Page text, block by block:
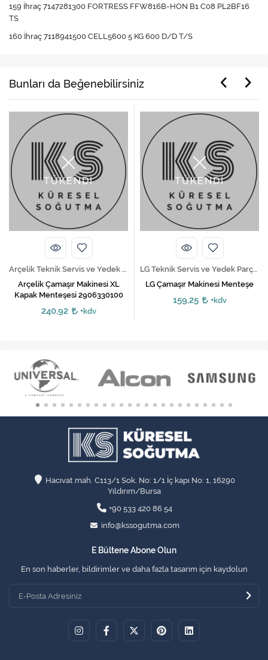
159 İhraç 7147281300 FORTRESS FFW816B-HON B1 C08 PL2BF16
TS
160 İhraç 7118941500 CELL5600 5 KG 600 D/D T/S
Bunları da Beğenebilirsiniz
TÜKENDİ
Arçelik Teknik Servis ve Yedek Parça Hizmetleri
Arçelik Çamaşır Makinesi XL
Kapak Menteşesi 2906330100
240,92 +kdv
TÜKENDİ
LG Teknik Servis ve Yedek Parça Hizmetleri
LG Çamaşır Makinesi Menteşe
159,25 +kdv
Hacıvat mah. C113/1 Sok. No: 1/1 İç kapı No: 1, 16290
Yıldırım/Bursa
+90 533 420 86 54
info@kssogutma.com
E Bültene Abone Olun
En son haberler, bildirimler ve daha fazla tasarım için kaydolun